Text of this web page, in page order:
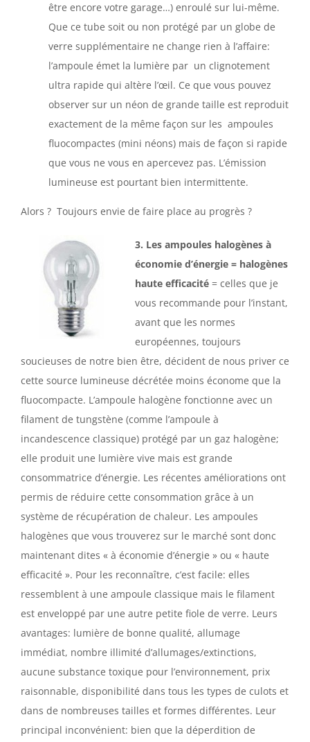
être encore votre garage…) enroulé sur lui-même.
Que ce tube soit ou non protégé par un globe de
verre supplémentaire ne change rien à l’affaire:
l’ampoule émet la lumière par un clignotement
ultra rapide qui altère l’œil. Ce que vous pouvez
observer sur un néon de grande taille est reproduit
exactement de la même façon sur les ampoules
fluocompactes (mini néons) mais de façon si rapide
que vous ne vous en apercevez pas. L’émission
lumineuse est pourtant bien intermittente.
Alors ? Toujours envie de faire place au progrès ?
3. Les ampoules halogènes à
économie d’énergie = halogènes
haute efficacité = celles que je
vous recommande pour l’instant,
avant que les normes
européennes, toujours
soucieuses de notre bien être, décident de nous priver ce
cette source lumineuse décrétée moins économe que la
fluocompacte. L’ampoule halogène fonctionne avec un
filament de tungstène (comme l’ampoule à
incandescence classique) protégé par un gaz halogène;
elle produit une lumière vive mais est grande
consommatrice d’énergie. Les récentes améliorations ont
permis de réduire cette consommation grâce à un
système de récupération de chaleur. Les ampoules
halogènes que vous trouverez sur le marché sont donc
maintenant dites « à économie d’énergie » ou « haute
efficacité ». Pour les reconnaître, c’est facile: elles
ressemblent à une ampoule classique mais le filament
est enveloppé par une autre petite fiole de verre. Leurs
avantages: lumière de bonne qualité, allumage
immédiat, nombre illimité d’allumages/extinctions,
aucune substance toxique pour l’environnement, prix
raisonnable, disponibilité dans tous les types de culots et
dans de nombreuses tailles et formes différentes. Leur
principal inconvénient: bien que la déperdition de